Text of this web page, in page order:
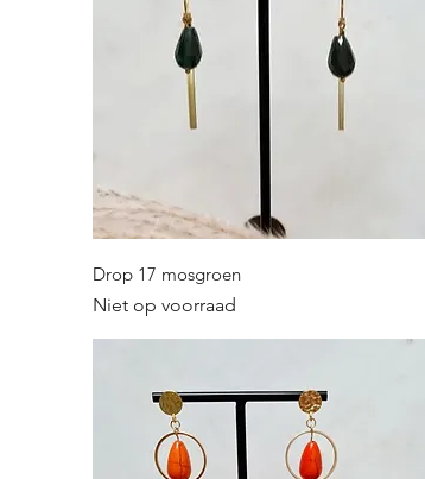
Snel overzicht
Drop 17 mosgroen
Niet op voorraad